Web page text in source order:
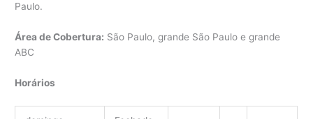
Paulo.
Área de Cobertura: São Paulo, grande São Paulo e grande
ABC
Horários